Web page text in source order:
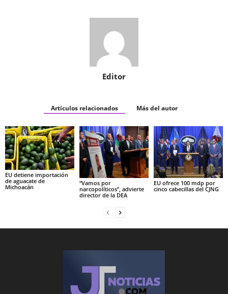
Editor
Artículos relacionados Más del autor
EU detiene importación
de aguacate de
Michoacán
“Vamos por
narcopolíticos”, advierte
director de la DEA
EU ofrece 100 mdp por
cinco cabecillas del CJNG